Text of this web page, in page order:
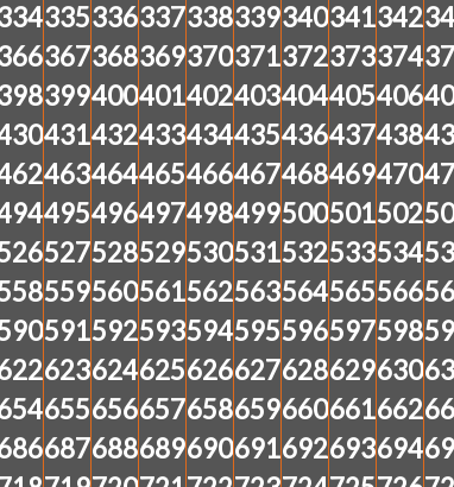
335336337338339340341342
367368369370371372373374
399400401402403404405406
431432433434435436437438
463464465466467468469470
495496497498499500501502
527528529530531532533534
559560561562563564565566
591592593594595596597598
623624625626627628629630
655656657658659660661662
687688689690691692693694